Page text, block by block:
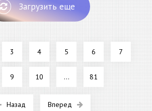
Загрузить еще
Назад
3 4 5 6 7
9 10 ... 81
Вперед